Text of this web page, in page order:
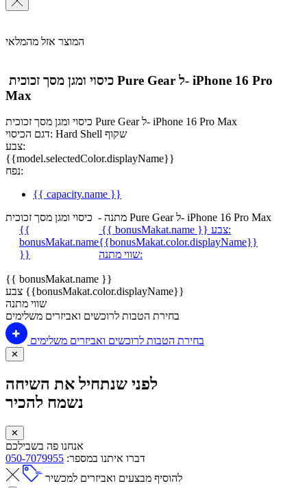
המוצר אזל מהמלאי
Max
כיסוי ומגן מסך זכוכית Pure Gear ל- iPhone 16 Pro Max
דגם הכיסוי: Hard Shell שקוף
צבע:
{{model.selectedColor.displayName}}
נפח:
{{ capacity.name }}
מתנה - כיסוי ומגן מסך זכוכית Pure Gear ל- iPhone 16 Pro Max
{{
bonusMakat.name
}}
{{ bonusMakat.name }}
צבע:
{{bonusMakat.color.displayName}}
שווי מתנה:
{{ bonusMakat.name }}
צבע {{bonusMakat.color.displayName}}
שווי מתנה
בחירת הטבות לרוכשים ואביזרים משלימים
בחירת הטבות לרוכשים ואביזרים משלימים
✕
לפני שנתחיל את השיחה
נשמח להכיר
✕
אנחנו פה בשבילכם
דברו איתנו במספר: 050-7079955
להוסיף מבצעים ואביזרים למכשיר